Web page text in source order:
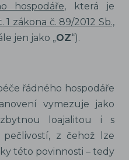
hospodáře, která je
1 zákona č. 89/2012 Sb.,
jen jako „OZ“).
řádného hospodáře
vymezuje jako
loajalitou i s
z čehož lze
této povinnosti – tedy